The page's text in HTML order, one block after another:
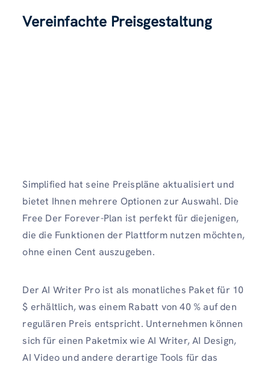
Vereinfachte Preisgestaltung
Simplified hat seine Preispläne aktualisiert und
bietet Ihnen mehrere Optionen zur Auswahl. Die
Free Der Forever-Plan ist perfekt für diejenigen,
die die Funktionen der Plattform nutzen möchten,
ohne einen Cent auszugeben.
Der AI Writer Pro ist als monatliches Paket für 10
$ erhältlich, was einem Rabatt von 40 % auf den
regulären Preis entspricht. Unternehmen können
sich für einen Paketmix wie AI Writer, AI Design,
AI Video und andere derartige Tools für das